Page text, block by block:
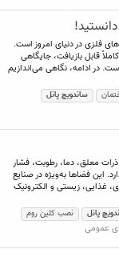
فلزی در دنیای امروز است.
قابل بازیافت، جایگاهی
در ادامه، نگاهی می‌اندازیم
ساندویچ پانل
معلق، دما، رطوبت، فشار
این فضاها به‌ویژه در صنایع
غذایی، زیستی و الکترونیک
پانل
نصب کلین روم
عمومی